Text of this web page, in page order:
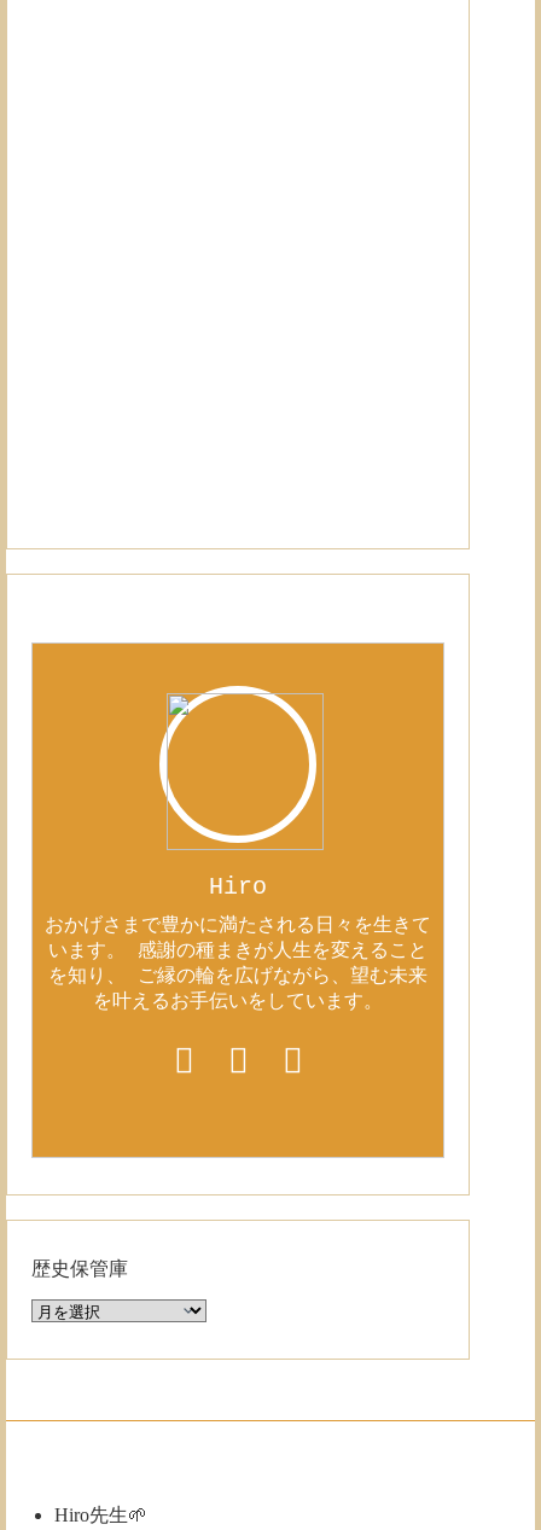
Hiro
おかげさまで豊かに満たされる日々を生きて
います。 感謝の種まきが人生を変えること
を知り、 ご縁の輪を広げながら、望む未来
を叶えるお手伝いをしています。
歴史保管庫
歴
保
Hiro先生🌱